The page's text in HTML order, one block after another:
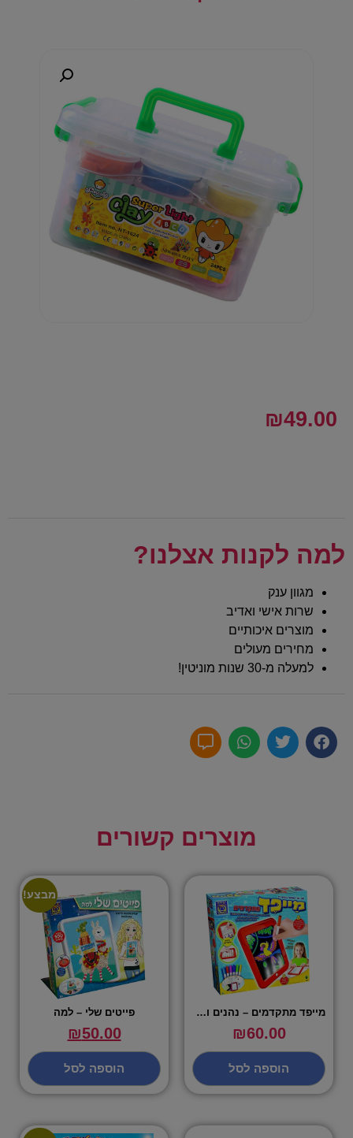
₪49.00
למה לקנות אצלנו?
מגוון ענק
שרות אישי ואדיב
מוצרים איכותיים
מחירים מעולים
למעלה מ-30 שנות מוניטין!
מוצרים קשורים
מייפד מתקדמים – נהנים ולומדים!
₪60.00
הוספה לסל
מבצע!
פייטים שלי – למה
₪50.00
הוספה לסל